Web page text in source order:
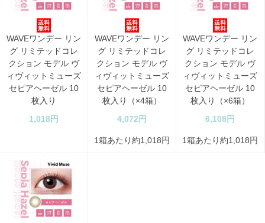
WAVEワンデー リン
グ リミテッドコレ
クション モデル ヴ
ィヴィットミューズ
セピアヘーゼル 10
枚入り
1,018円
WAVEワンデー リン
グ リミテッドコレ
クション モデル ヴ
ィヴィットミューズ
セピアヘーゼル 10
枚入り（×4箱）
4,072円
1箱あたり約1,018円
WAVEワンデー リン
グ リミテッドコレ
クション モデル ヴ
ィヴィットミューズ
セピアヘーゼル 10
枚入り（×6箱）
6,108円
1箱あたり約1,018円